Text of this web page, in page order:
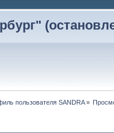
пользователя SANDRA»